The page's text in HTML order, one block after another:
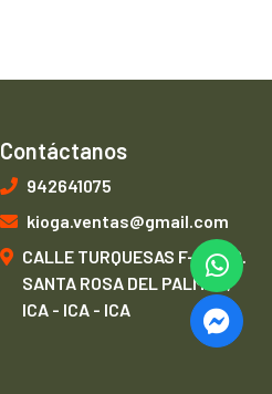
Contáctanos
942641075
kioga.ventas@gmail.com
CALLE TURQUESAS F-1, URB.
SANTA ROSA DEL PALMAR,
ICA - ICA - ICA